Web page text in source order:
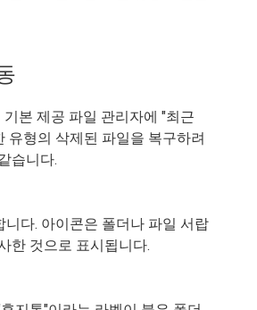
본 제공 파일 관리자에 "최근
유형의 삭제된 파일을 복구하려
습니다.
다. 아이콘은 폴더나 파일 서랍
한 것으로 표시됩니다.